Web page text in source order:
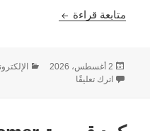
متابعة قراءة كود قسيمة WUBEN Light
نُشرت
في
2 أغسطس، 2026
اترك تعليقًا